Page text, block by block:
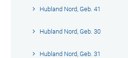
Hubland Nord, Geb. 41
Hubland Nord, Geb. 30
Hubland Nord, Geb. 31